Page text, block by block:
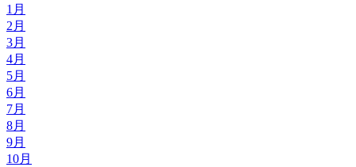
1月
2月
3月
4月
5月
6月
7月
8月
9月
10月